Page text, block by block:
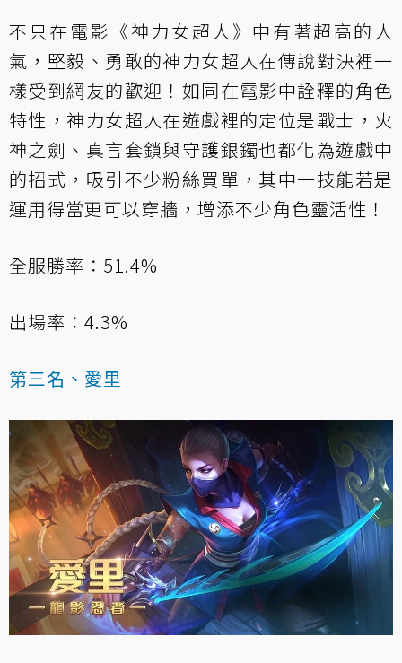
不只在電影《神力女超人》中有著超高的人
氣，堅毅、勇敢的神力女超人在傳說對決裡一
樣受到網友的歡迎！如同在電影中詮釋的角色
特性，神力女超人在遊戲裡的定位是戰士，火
神之劍、真言套鎖與守護銀鐲也都化為遊戲中
的招式，吸引不少粉絲買單，其中一技能若是
運用得當更可以穿牆，增添不少角色靈活性！
全服勝率：51.4%
出場率：4.3%
第三名、愛里